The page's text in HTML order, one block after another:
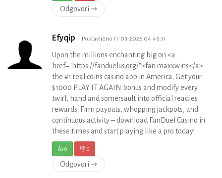
Odgovori ⇾
Efyqip Postavljeno 11-03-2026 04:46:11
Upon the millions enchanting big on <a
href="https://fanduelus.org/">fan maxxwins</a> –
the #1 real coins casino app in America. Get your
$1000 PLAY IT AGAIN bonus and modify every
twirl, hand and somersault into official readies
rewards. Firm payouts, whopping jackpots, and
continuous activity – download FanDuel Casino in
these times and start playing like a pro today!
👍0 👎0
Odgovori ⇾